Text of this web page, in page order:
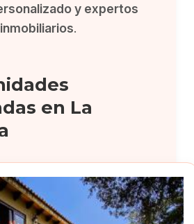
y expertos
inmobiliarios.
en La